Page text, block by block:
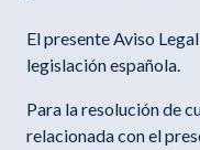
El presente Aviso
legislación española.
Para la resolución de
relacionada con el